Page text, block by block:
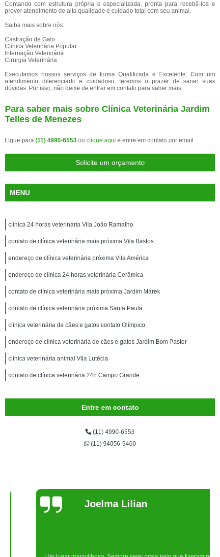
Contando com estrutura própria e especializada, pronta para recebê-los e
prover atendimento de alta qualidade e cuidado total com seu animal.
Saiba mais sobre nós:
Castração de Gato
Clínica Veterinária Popular
Internação Veterinária
Cirurgia Veterinária
Executamos nossos serviços de forma Qualificada e Excelente. Com um
atendimento diferenciado e cuidadoso, teremos o prazer de sanar suas
dúvidas. Por isso, não deixe de entrar em contato para saber mais.
Para saber mais sobre Clínica Veterinária Jardim
Telles de Menezes
Ligue para (11) 4990-6553 ou clique aqui e entre em contato por email.
Solicite um orçamento
MENU
clínica 24 horas veterinária Vila João Ramalho
contato de clínica veterinária mais próxima Vila Bastos
endereço de clínica veterinária próxima Vila América
endereço de clínica 24 horas veterinária Cerâmica
contato de clínica veterinária mais próxima Jardim Marek
contato de clínica veterinária próxima Santa Paula
clínica veterinária de cães e gatos contato Olímpico
endereço de clínica veterinária de cães e gatos Jardim Bom Pastor
clínica veterinária animal Vila Lutécia
contato de clínica veterinária 24h Campo Grande
Entre em contato
(11) 4990-6553
(11) 94056-9460
Joelma Lilian